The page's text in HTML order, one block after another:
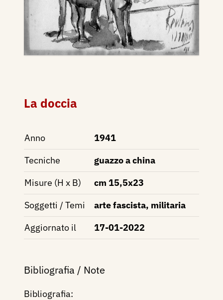
La doccia
Anno
1941
Tecniche
guazzo a china
Misure (H x B)
cm 15,5x23
Soggetti / Temi
arte fascista, militaria
Aggiornato il
17-01-2022
Bibliografia / Note
Bibliografia: